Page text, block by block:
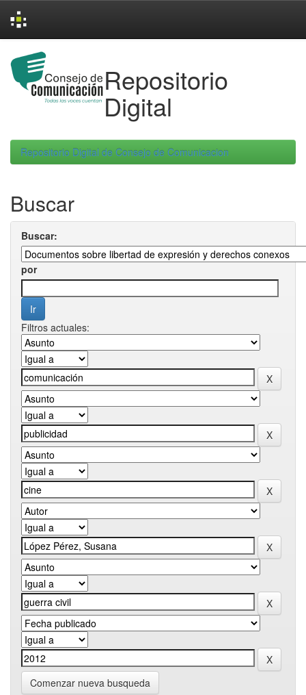
navigation
Repositorio
Digital
Repositorio Digital de Consejo de Comunicacion
Buscar
Buscar:
por
Filtros actuales:
Comenzar nueva busqueda